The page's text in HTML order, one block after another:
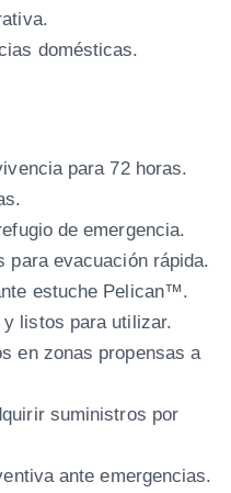
domésticas.
para 72 horas.
de emergencia.
para evacuación rápida.
estuche Pelican™.
y listos para utilizar.
en zonas propensas a
suministros por
ante emergencias.